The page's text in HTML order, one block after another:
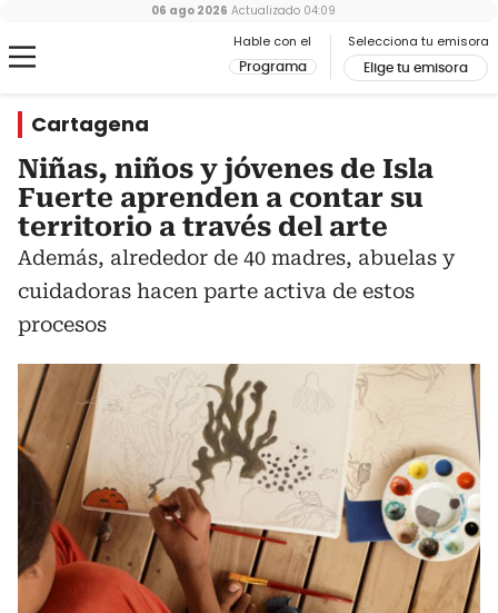
Hable con el
Programa
Selecciona tu emisora
Elige tu emisora
06 ago 2026 Actualizado 04:09
Cartagena
Niñas, niños y jóvenes de Isla
Fuerte aprenden a contar su
territorio a través del arte
Además, alrededor de 40 madres, abuelas y
cuidadoras hacen parte activa de estos
procesos